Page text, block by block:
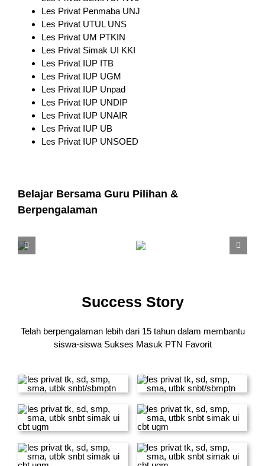
Les Privat Penmaba UNJ
Les Privat UTUL UNS
Les Privat UM PTKIN
Les Privat Simak UI KKI
Les Privat IUP ITB
Les Privat IUP UGM
Les Privat IUP Unpad
Les Privat IUP UNDIP
Les Privat IUP UNAIR
Les Privat IUP UB
Les Privat IUP UNSOED
Belajar Bersama Guru Pilihan &
Berpengalaman
Success Story
Telah berpengalaman lebih dari 15 tahun dalam membantu
siswa-siswa Sukses Masuk PTN Favorit